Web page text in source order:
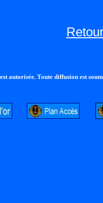
autorisée. Toute diffusion est